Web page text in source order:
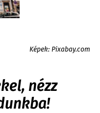
Képek: Pixabay.com
nézz